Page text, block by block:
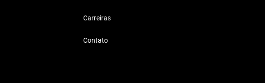
Carreiras
Contato